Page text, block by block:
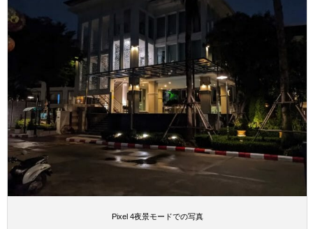
Pixel 4夜景モードでの写真